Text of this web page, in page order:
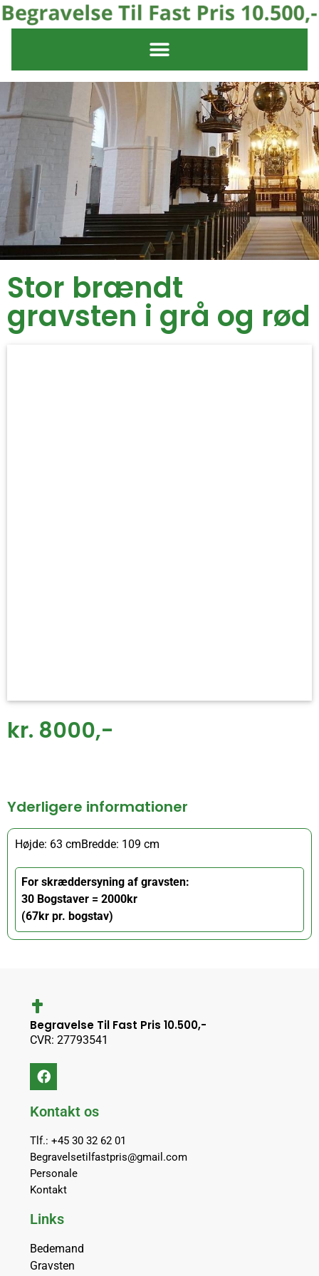
Stor brændt
gravsten i grå og rød
kr. 8000,-
Yderligere informationer
Højde: 63 cmBredde: 109 cm
For skræddersyning af gravsten:
30 Bogstaver = 2000kr
(67kr pr. bogstav)
Begravelse Til Fast Pris 10.500,-
CVR: 27793541
Kontakt os
Tlf.: +45 30 32 62 01
Begravelsetilfastpris@gmail.com
Personale
Kontakt
Links
Bedemand
Gravsten